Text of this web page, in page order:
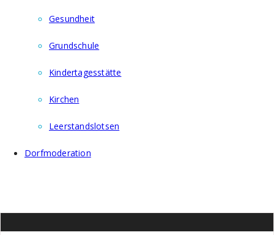
Gesundheit
Grundschule
Kindertagesstätte
Kirchen
Leerstandslotsen
Dorfmoderation